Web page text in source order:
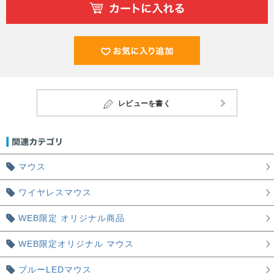
レビューを書く
マウス
ワイヤレスマウス
WEB限定 オリジナル商品
WEB限定オリジナル マウス
ブルーLEDマウス